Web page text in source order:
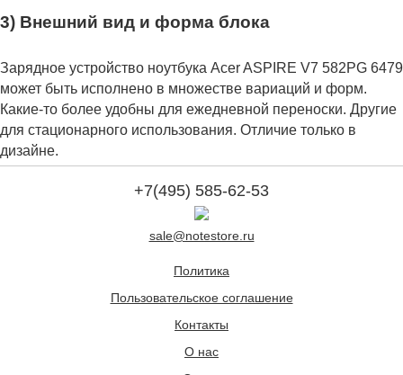
3) Внешний вид и форма блока
Зарядное устройство ноутбука Acer ASPIRE V7 582PG 6479
может быть исполнено в множестве вариаций и форм.
Какие-то более удобны для ежедневной переноски. Другие
для стационарного использования. Отличие только в
дизайне.
+7(495) 585-62-53
sale@notestore.ru
Политика
Пользовательское соглашение
Контакты
О нас